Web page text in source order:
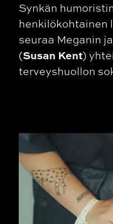
Synkän
henkilökohtainen
seuraa Meganin
(Susan Kent)
terveyshuollon